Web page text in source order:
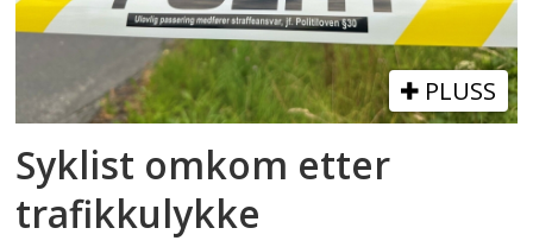
PLUSS
Syklist omkom etter
trafikkulykke